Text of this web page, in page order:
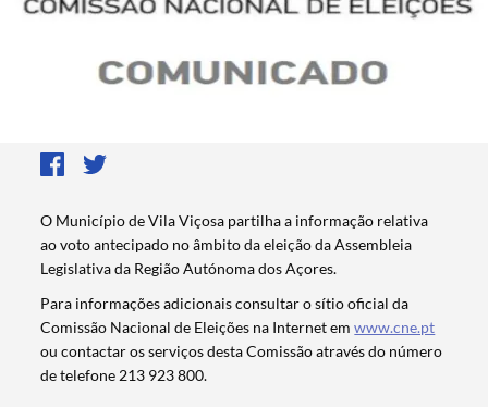
O Município de Vila Viçosa partilha a informação relativa
ao voto antecipado no âmbito da eleição da Assembleia
Legislativa da Região Autónoma dos Açores.
Para informações adicionais consultar o sítio oficial da
Comissão Nacional de Eleições na Internet emwww.cne.pt
ou contactar os serviços desta Comissão através do número
de telefone 213 923 800.